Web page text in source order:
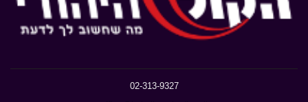
02-313-9327